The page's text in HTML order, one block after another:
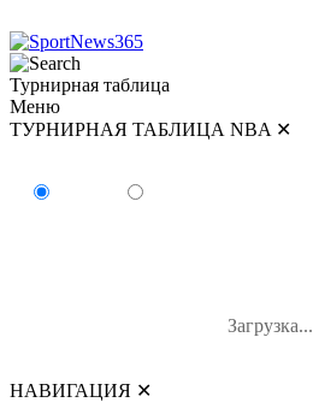
Турнирная таблица
Меню
ТУРНИРНАЯ ТАБЛИЦА NBA ✕
Загрузка...
НАВИГАЦИЯ ✕